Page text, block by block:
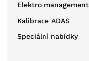
Elektro management
Kalibrace ADAS
Speciální nabídky